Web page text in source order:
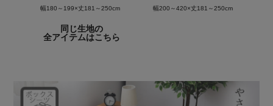
幅180～199×丈181～250cm 幅200～420×丈181～250cm
同じ生地の
全アイテムはこちら